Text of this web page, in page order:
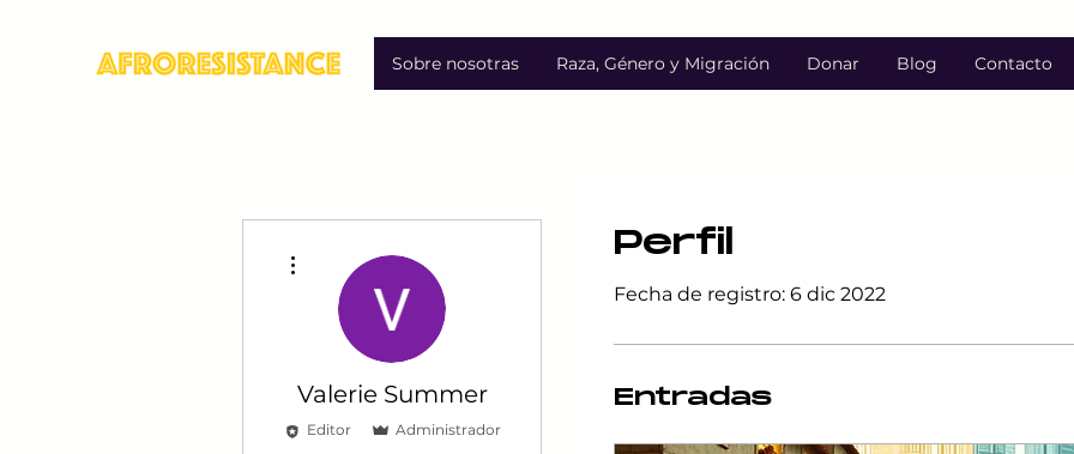
Sobre nosotras Raza, Género y Migración Donar Blog Contacto
Perfil
Fecha de registro: 6 dic 2022
Entradas
Valerie Summer
Editor Administrador